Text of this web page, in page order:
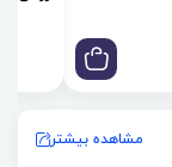
مشاهده بیشتر